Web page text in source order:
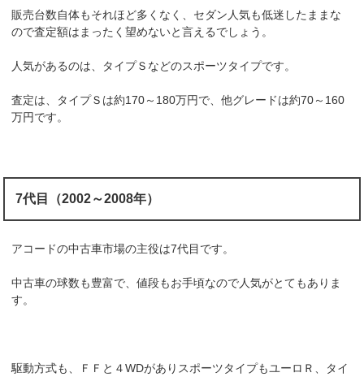
販売台数自体もそれほど多くなく、セダン人気も低迷したままな
ので査定額はまったく望めないと言えるでしょう。
人気があるのは、タイプＳなどのスポーツタイプです。
査定は、タイプＳは約170～180万円で、他グレードは約70～160
万円です。
7代目（2002～2008年）
アコードの中古車市場の主役は7代目です。
中古車の球数も豊富で、値段もお手頃なので人気がとてもありま
す。
駆動方式も、ＦＦと４WDがありスポーツタイプもユーロＲ、タイ